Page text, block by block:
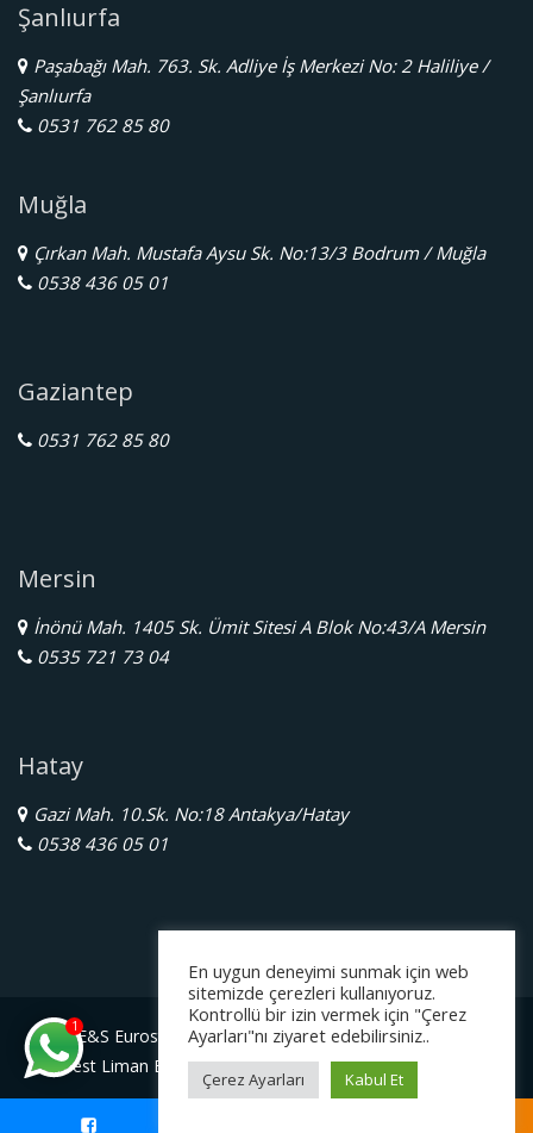
Şanlıurfa
Paşabağı Mah. 763. Sk. Adliye İş Merkezi No: 2 Haliliye /
Şanlıurfa
0531 762 85 80
Muğla
Çırkan Mah. Mustafa Aysu Sk. No:13/3 Bodrum / Muğla
0538 436 05 01
Gaziantep
0531 762 85 80
Mersin
İnönü Mah. 1405 Sk. Ümit Sitesi A Blok No:43/A Mersin
0535 721 73 04
Hatay
Gazi Mah. 10.Sk. No:18 Antakya/Hatay
0538 436 05 01
E&S Eurostar Yurtdışı Eğitim Danışmanlığı Ltd. Şti.
Serbest Liman Bölge Müdürlüğü Gazimagosa / Kuzey Kıbrıs
1
En uygun deneyimi sunmak için web
sitemizde çerezleri kullanıyoruz.
Kontrollü bir izin vermek için "Çerez
Ayarları"nı ziyaret edebilirsiniz..
Çerez Ayarları Kabul Et